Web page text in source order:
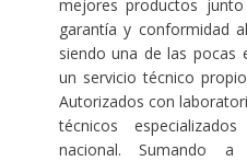
mejores productos
garantía y conformidad
siendo una de las pocas
un servicio técnico
Autorizados con
técnicos
nacional. Sumando